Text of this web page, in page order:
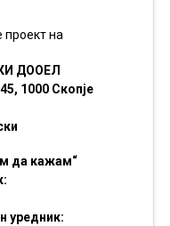
проект на
ДООЕЛ
1000 Скопје
да кажам“
уредник: